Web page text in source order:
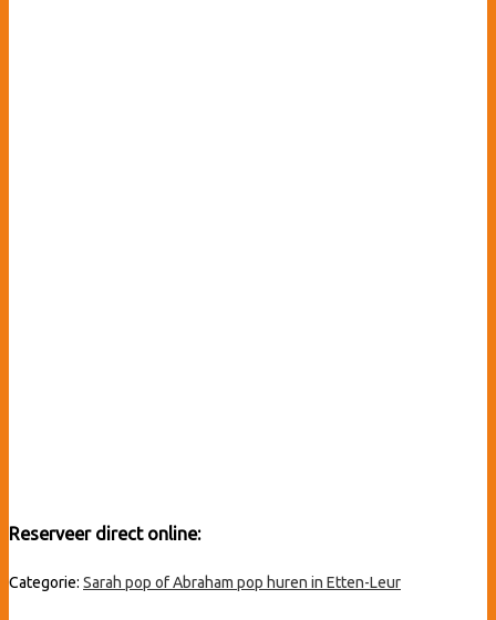
Reserveer direct online:
Categorie: Sarah pop of Abraham pop huren in Etten-Leur